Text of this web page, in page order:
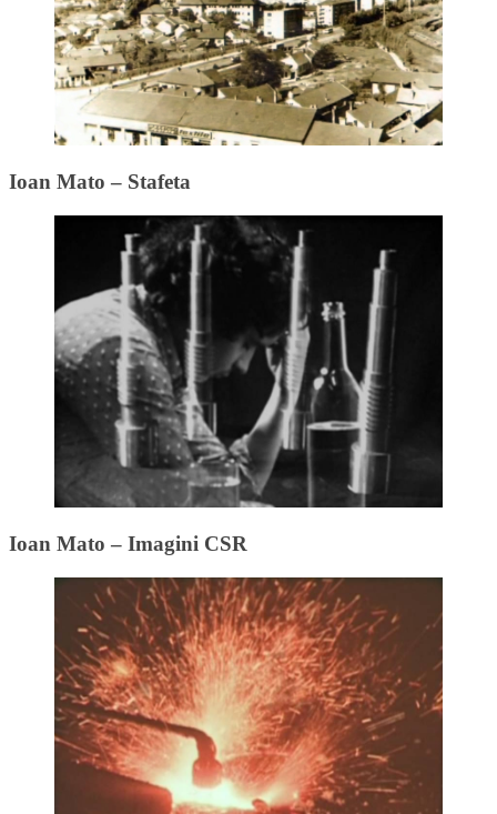
Ioan Mato – Stafeta
Ioan Mato – Imagini CSR